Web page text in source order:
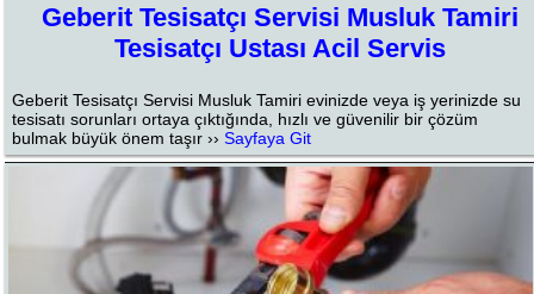
Geberit Tesisatçı Servisi Musluk Tamiri
Tesisatçı Ustası Acil Servis
Geberit Tesisatçı Servisi Musluk Tamiri evinizde veya iş yerinizde su
tesisatı sorunları ortaya çıktığında, hızlı ve güvenilir bir çözüm
bulmak büyük önem taşır ››Sayfaya Git